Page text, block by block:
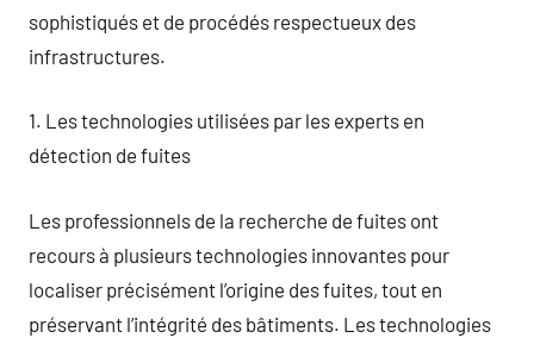
sophistiqués et de procédés respectueux des
infrastructures.
1. Les technologies utilisées par les experts en
détection de fuites
Les professionnels de la recherche de fuites ont
recours à plusieurs technologies innovantes pour
localiser précisément l’origine des fuites, tout en
préservant l’intégrité des bâtiments. Les technologies